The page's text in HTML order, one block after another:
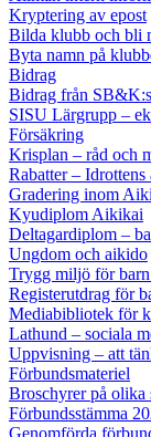
Kryptering av epost
Bilda klubb och bli
Byta namn på
Bidrag
Bidrag från
SISU Lärgrupp –
Försäkring
Krisplan – råd och
Rabatter – Idrottens
Gradering inom
Kyudiplom Aikikai
Deltagardiplom –
Ungdom och aikido
Trygg miljö för
Registerutdrag för
Mediabibliotek för
Lathund – sociala
Uppvisning – att
Förbundsmateriel
Broschyrer på olika
Förbundsstämma
Genomförda